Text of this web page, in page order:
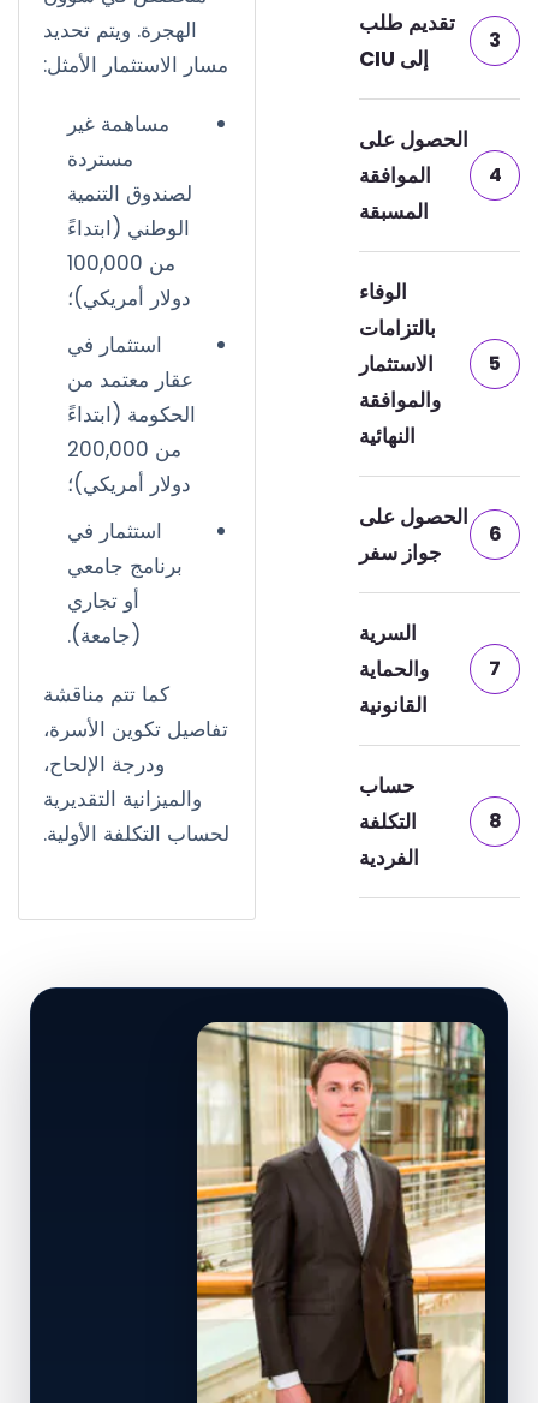
3
تقديم طلب
إلى CIU
4
الحصول على
الموافقة
المسبقة
5
الوفاء
بالتزامات
الاستثمار
والموافقة
النهائية
6
الحصول على
جواز سفر
7
السرية
والحماية
القانونية
8
حساب
التكلفة
الفردية
الهجرة. ويتم تحديد
مسار الاستثمار الأمثل:
مساهمة غير
مستردة
لصندوق التنمية
الوطني (ابتداءً
من 100,000
دولار أمريكي)؛
استثمار في
عقار معتمد من
الحكومة (ابتداءً
من 200,000
دولار أمريكي)؛
استثمار في
برنامج جامعي
أو تجاري
(جامعة).
كما تتم مناقشة
تفاصيل تكوين الأسرة،
ودرجة الإلحاح،
والميزانية التقديرية
لحساب التكلفة الأولية.